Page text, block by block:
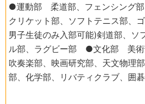
●運動部 柔道部、フェンシング部
クリケット部、ソフトテニス部、
男子生徒のみ入部可能)剣道部、ソ
ル部、ラグビー部 ●文化部 美術
吹奏楽部、映画研究部、天文物理
部、化学部、リバティクラブ、囲